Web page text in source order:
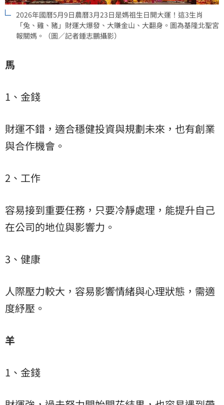
2026年國曆5月9日農曆3月23日是媽祖生日開大運！這3生肖
「兔、雞、豬」財運大爆發、大賺金山、大翻身。圖為基隆北聖宮
報關媽。（圖／記者鍾志鵬攝影）
馬
1、金錢
財運不錯，適合穩健投資與規劃未來，也有創業
與合作機會。
2、工作
容易接到重要任務，只要冷靜處理，能提升自己
在公司的地位與影響力。
3、健康
人際壓力較大，容易影響情緒與心理狀態，需適
度紓壓。
羊
1、金錢